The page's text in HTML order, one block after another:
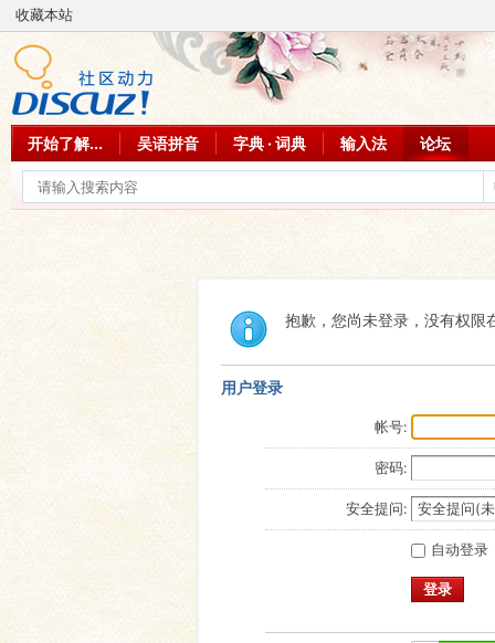
收藏本站
开始了解... 吴语拼音 字典 · 词典 输入法 论坛
抱歉，您尚未登录，没有权限
用户登录
帐号:
密码:
安全提问:
自动登录
登录